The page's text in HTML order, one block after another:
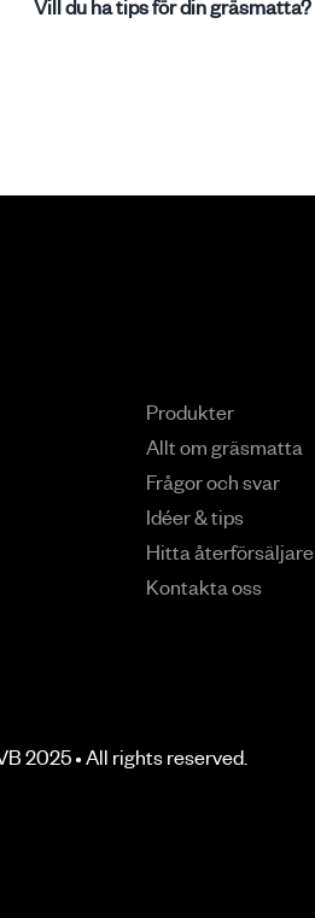
Vill du ha tips för din
Produkter
Allt om gräsmatta
Frågor och svar
Idéer & tips
Hitta återförsäljare
Kontakta oss
2025 • All rights reserved.